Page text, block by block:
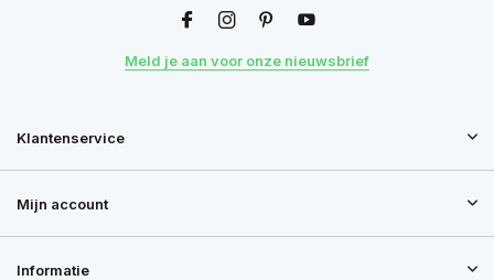
Meld je aan voor onze nieuwsbrief
Klantenservice
Mijn account
Informatie